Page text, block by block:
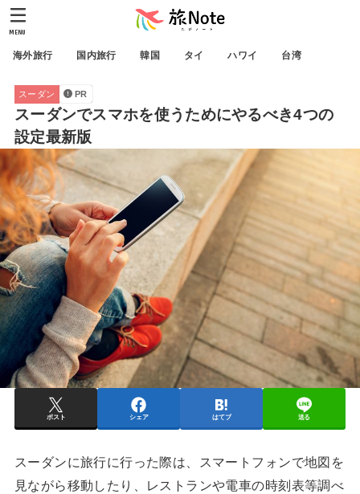
海外旅行 国内旅行 韓国 タイ ハワイ 台湾
MENU
スーダン PR
スーダンでスマホを使うためにやるべき4つの
設定最新版
ポスト シェア はてブ 送る
スーダンに旅行に行った際は、スマートフォンで地図を
見ながら移動したり、レストランや電車の時刻表等調べ